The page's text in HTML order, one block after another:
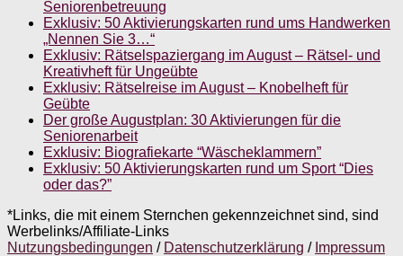
Seniorenbetreuung
Exklusiv: 50 Aktivierungskarten rund ums Handwerken
„Nennen Sie 3…“
Exklusiv: Rätselspaziergang im August – Rätsel- und
Kreativheft für Ungeübte
Exklusiv: Rätselreise im August – Knobelheft für
Geübte
Der große Augustplan: 30 Aktivierungen für die
Seniorenarbeit
Exklusiv: Biografiekarte “Wäscheklammern”
Exklusiv: 50 Aktivierungskarten rund um Sport “Dies
oder das?”
*Links, die mit einem Sternchen gekennzeichnet sind, sind
Werbelinks/Affiliate-Links
Nutzungsbedingungen / Datenschutzerklärung / Impressum